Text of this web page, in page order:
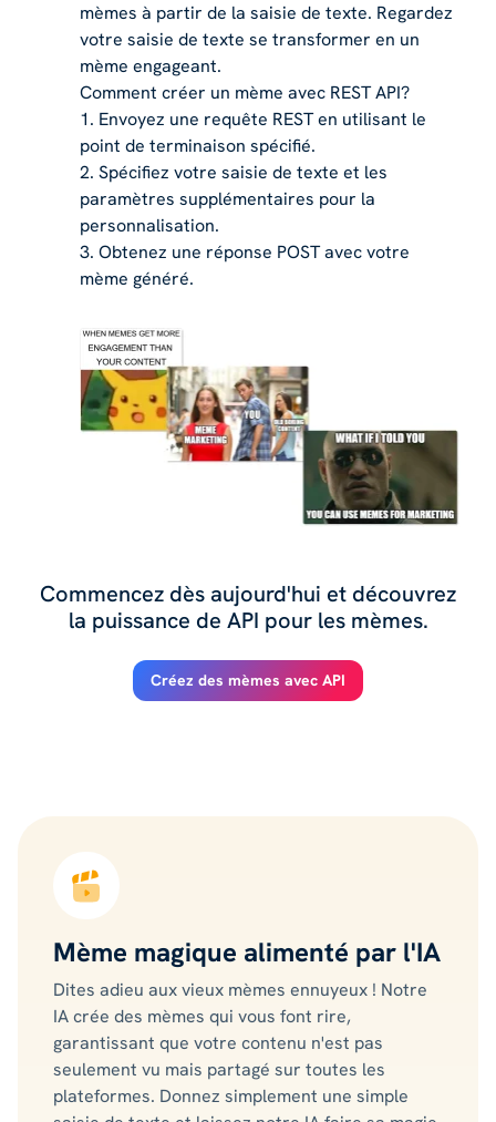
mèmes à partir de la saisie de texte. Regardez
votre saisie de texte se transformer en un
mème engageant.
Comment créer un mème avec REST API?
1. Envoyez une requête REST en utilisant le
point de terminaison spécifié.
2. Spécifiez votre saisie de texte et les
paramètres supplémentaires pour la
personnalisation.
3. Obtenez une réponse POST avec votre
mème généré.
Commencez dès aujourd'hui et découvrez
la puissance de API pour les mèmes.
Créez des mèmes avec API
Mème magique alimenté par l'IA
Dites adieu aux vieux mèmes ennuyeux ! Notre
IA crée des mèmes qui vous font rire,
garantissant que votre contenu n'est pas
seulement vu mais partagé sur toutes les
plateformes. Donnez simplement une simple